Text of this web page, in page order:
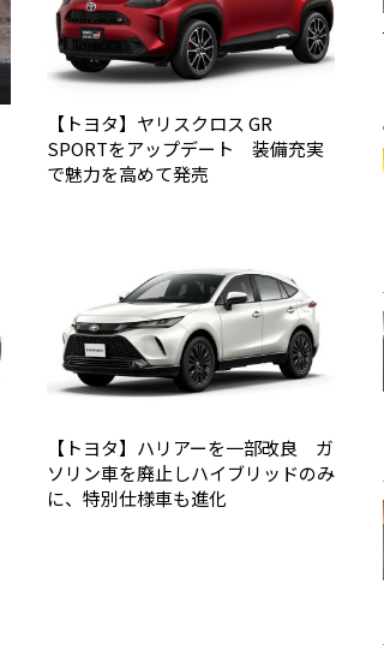
【トヨタ】ヤリスクロス GR
SPORTをアップデート 装備充実
で魅力を高めて発売
【トヨタ】ハリアーを一部改良 ガ
ソリン車を廃止しハイブリッドのみ
に、特別仕様車も進化